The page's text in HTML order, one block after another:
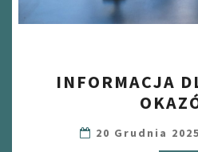
INFORMACJA
20 Grudnia 2025